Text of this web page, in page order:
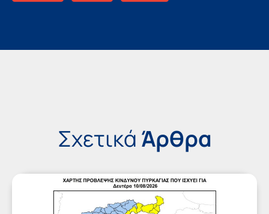
Σχετικά Άρθρα